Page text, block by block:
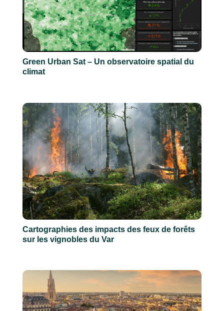
Green Urban Sat – Un observatoire spatial du
climat
Cartographies des impacts des feux de forêts
sur les vignobles du Var